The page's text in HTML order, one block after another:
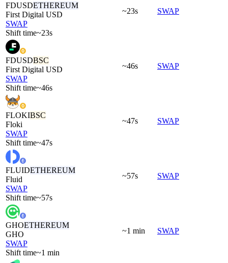
FDUSDETHEREUM
First Digital USD
SWAP
Shift time~23s
~23s SWAP
FDUSDBSC
First Digital USD
SWAP
Shift time~46s
~46s SWAP
FLOKIBSC
Floki
SWAP
Shift time~47s
~47s SWAP
FLUIDETHEREUM
Fluid
SWAP
Shift time~57s
~57s SWAP
GHOETHEREUM
GHO
SWAP
Shift time~1 min
~1 min SWAP